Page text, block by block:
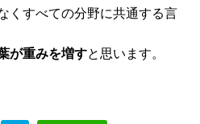
くすべての分野に共通する言
が重みを増すと思います。